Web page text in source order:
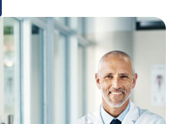
en tant que Ingénieur
4e arrondissement, les
les qualifications et les
nécessaires pour les candidats
des postes et Phi RH vous
au long de votre parcours
à l’annonce jusqu’à votre